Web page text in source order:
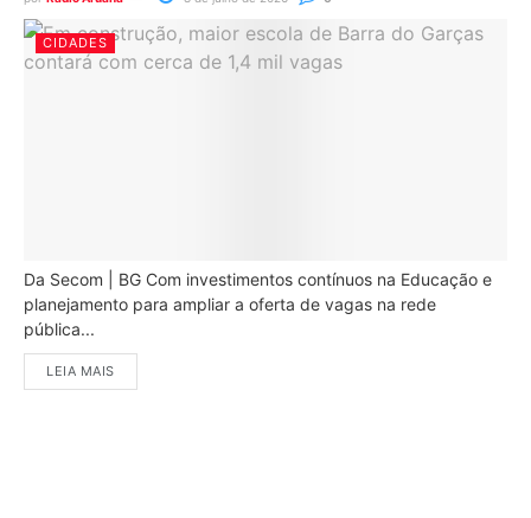
CIDADES
Da Secom | BG Com investimentos contínuos na Educação e
planejamento para ampliar a oferta de vagas na rede
pública...
LEIA MAIS